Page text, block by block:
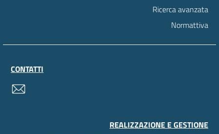
Ricerca avanzata
Normattiva
CONTATTI
REALIZZAZIONE E GESTIONE